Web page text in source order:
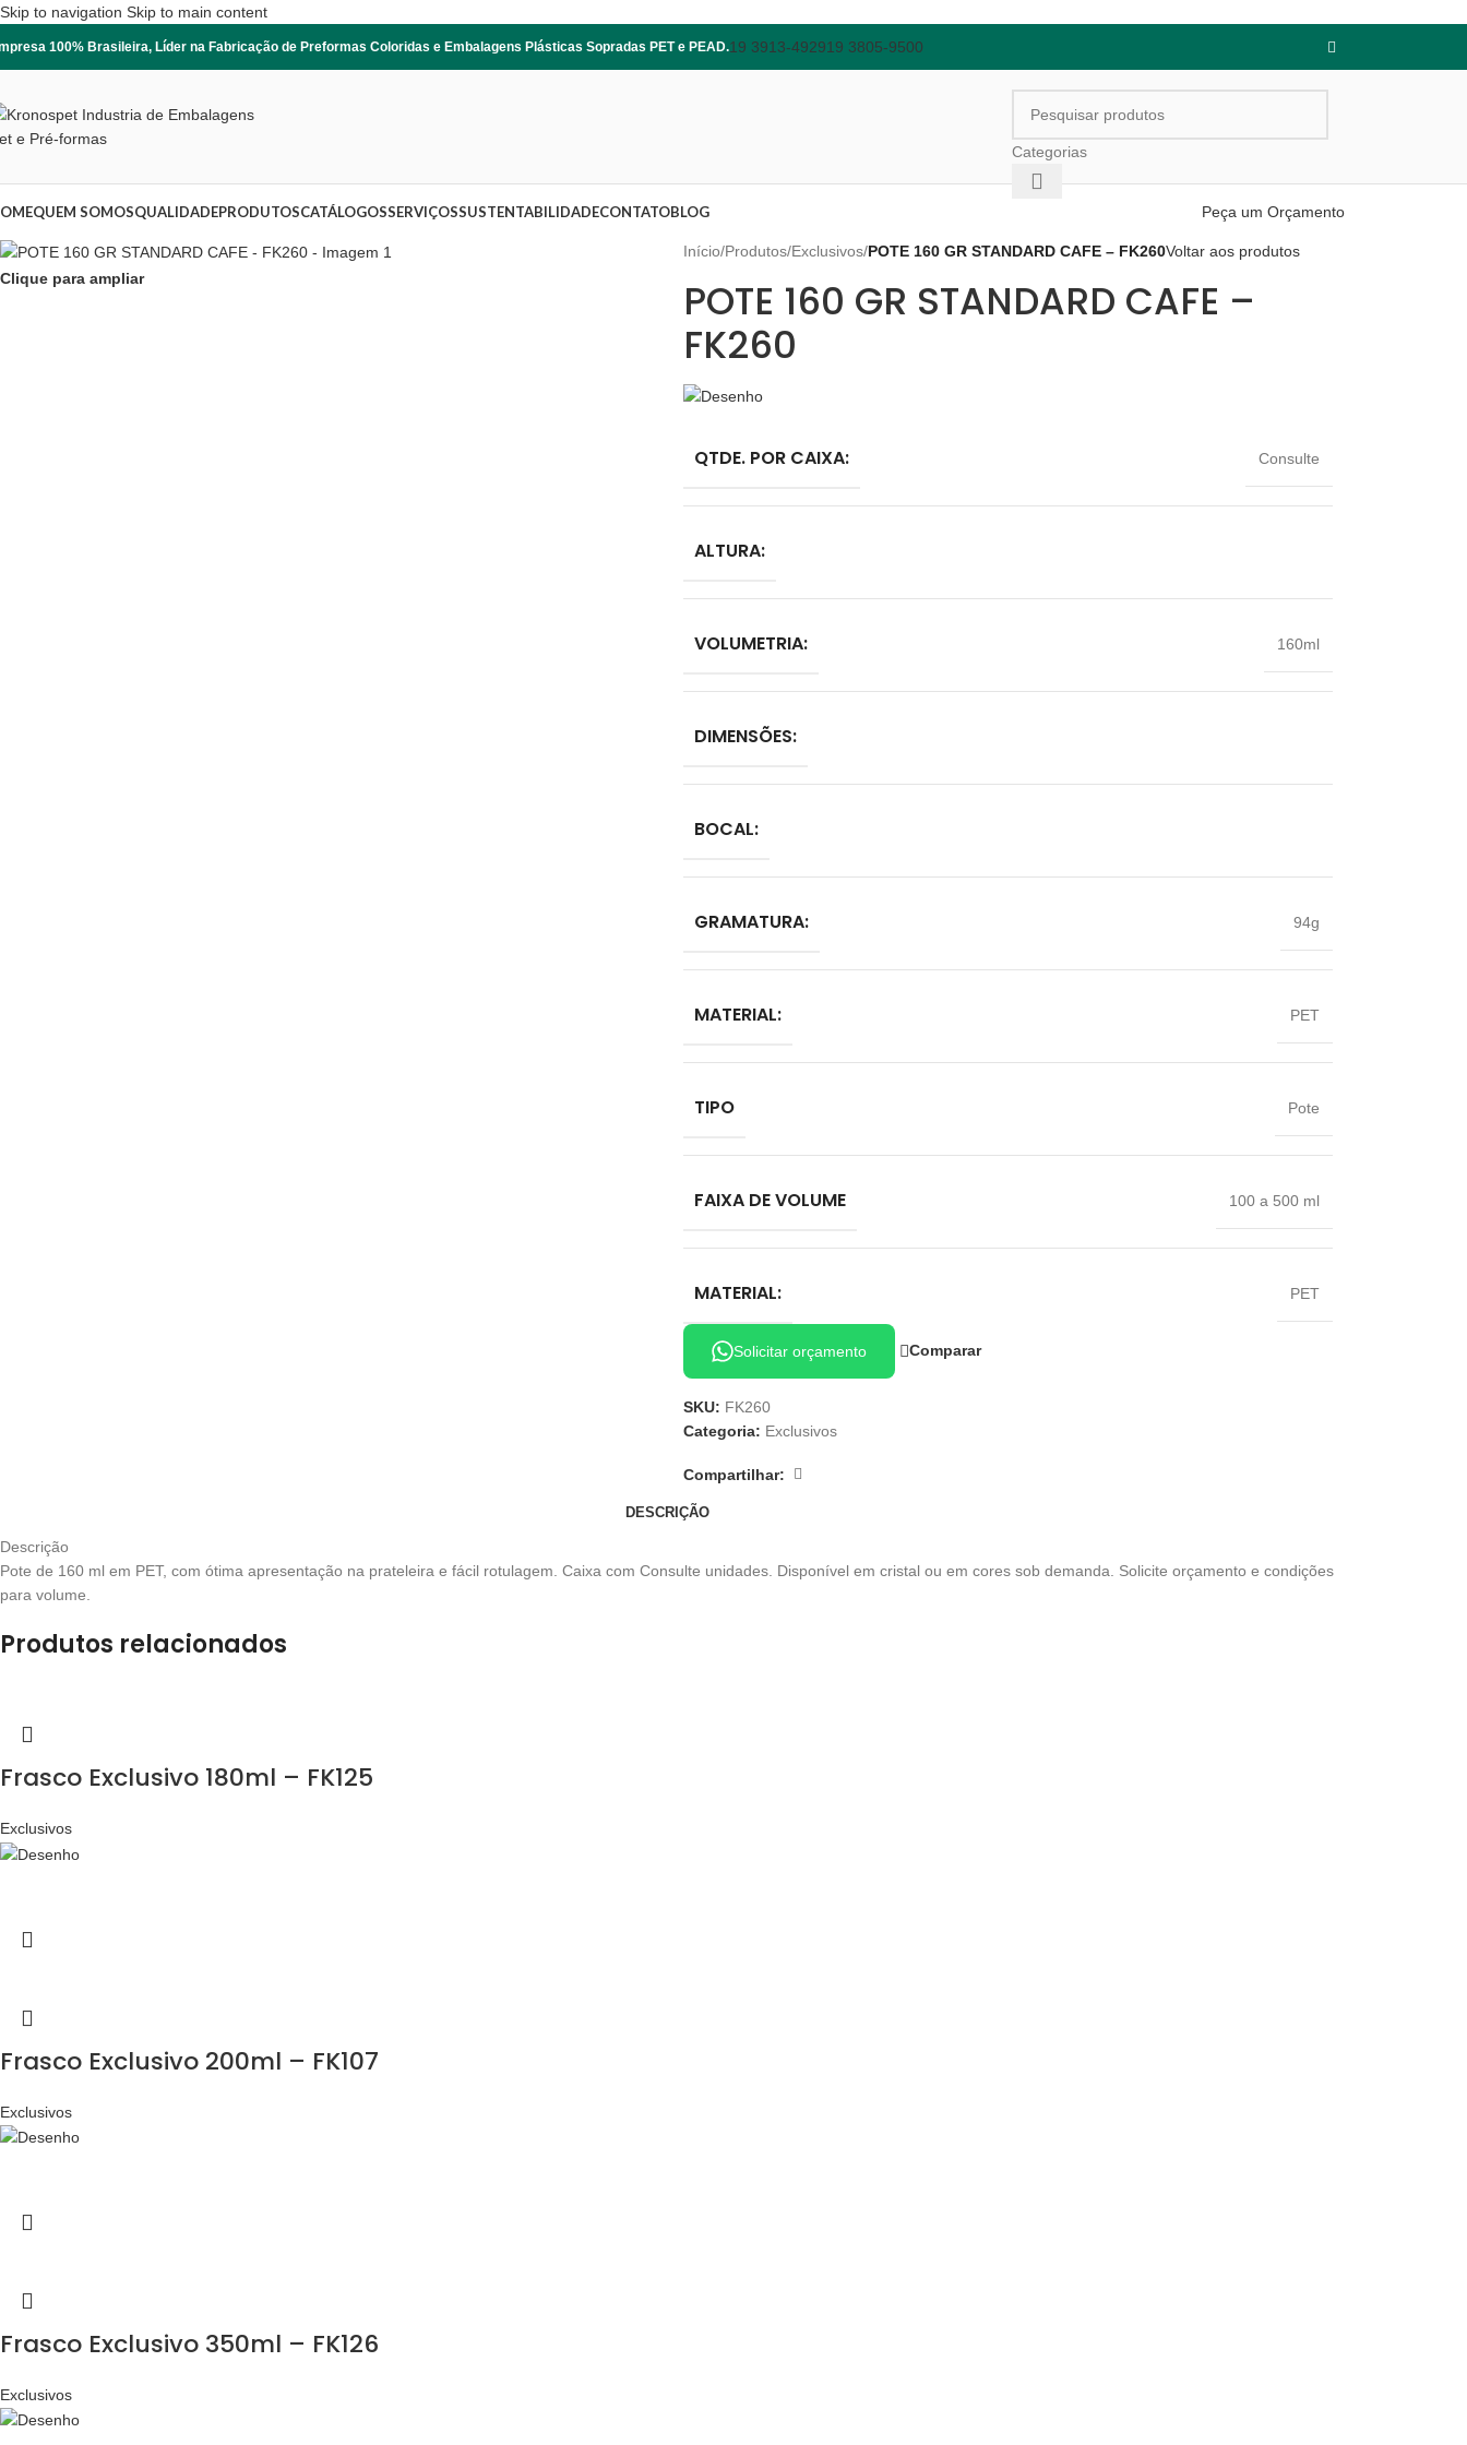
Skip to navigation Skip to main content
100% Brasileira, Líder na Fabricação de Preformas Coloridas e Embalagens Plásticas Sopradas PET e PEAD.19 3913-492919 3805-9500
Categorias
QUEM SOMOSQUALIDADEPRODUTOSCATÁLOGOSSERVIÇOSSUSTENTABILIDADECONTATOBLOG Peça um Orçamento
Clique para ampliar
Início/Produtos/Exclusivos/POTE 160 GR STANDARD CAFE – FK260Voltar aos produtos
POTE 160 GR STANDARD CAFE –
FK260
QTDE. POR CAIXA: Consulte
ALTURA:
VOLUMETRIA: 160ml
DIMENSÕES:
BOCAL:
GRAMATURA: 94g
MATERIAL: PET
TIPO Pote
FAIXA DE VOLUME 100 a 500 ml
MATERIAL: PET
Solicitar orçamento Comparar
SKU: FK260
Categoria: Exclusivos
Compartilhar:
DESCRIÇÃO
Descrição
Pote de 160 ml em PET, com ótima apresentação na prateleira e fácil rotulagem. Caixa com Consulte unidades. Disponível em cristal ou em cores sob demanda. Solicite orçamento e condições
para volume.
Produtos relacionados
Frasco Exclusivo 180ml – FK125
Exclusivos
Frasco Exclusivo 200ml – FK107
Exclusivos
Frasco Exclusivo 350ml – FK126
Exclusivos